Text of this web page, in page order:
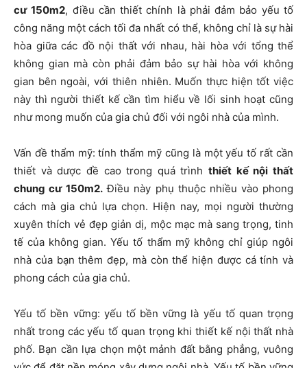
cư 150m2, điều cần thiết chính là phải đảm bảo yếu tố
công năng một cách tối đa nhất có thể, không chỉ là sự hài
hòa giữa các đồ nội thất với nhau, hài hòa với tổng thể
không gian mà còn phải đảm bảo sự hài hòa với không
gian bên ngoài, với thiên nhiên. Muốn thực hiện tốt việc
này thì người thiết kế cần tìm hiểu về lối sinh hoạt cũng
như mong muốn của gia chủ đối với ngôi nhà của mình.
Vấn đề thẩm mỹ: tính thẩm mỹ cũng là một yếu tố rất cần
thiết và dược đề cao trong quá trìnhthiết kế nội thất
chung cư 150m2. Điều này phụ thuộc nhiều vào phong
cách mà gia chủ lựa chọn. Hiện nay, mọi người thường
xuyên thích vẻ đẹp giản dị, mộc mạc mà sang trọng, tinh
tế của không gian. Yếu tố thẩm mỹ không chỉ giúp ngôi
nhà của bạn thêm đẹp, mà còn thể hiện được cá tính và
phong cách của gia chủ.
Yếu tố bền vững: yếu tố bền vững là yếu tố quan trọng
nhất trong các yếu tố quan trọng khi thiết kế nội thất nhà
phố. Bạn cần lựa chọn một mảnh đất bằng phẳng, vuông